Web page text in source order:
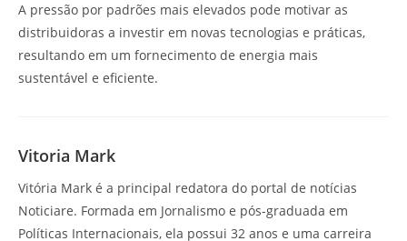
A pressão por padrões mais elevados pode motivar as
distribuidoras a investir em novas tecnologias e práticas,
resultando em um fornecimento de energia mais
sustentável e eficiente.
Vitoria Mark
Vitória Mark é a principal redatora do portal de notícias
Noticiare. Formada em Jornalismo e pós-graduada em
Políticas Internacionais, ela possui 32 anos e uma carreira